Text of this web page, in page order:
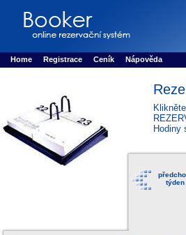
Rezervujse - Port�l pro online rezervace
Home Registrace Ceník Nápověda
Hodiny
týden